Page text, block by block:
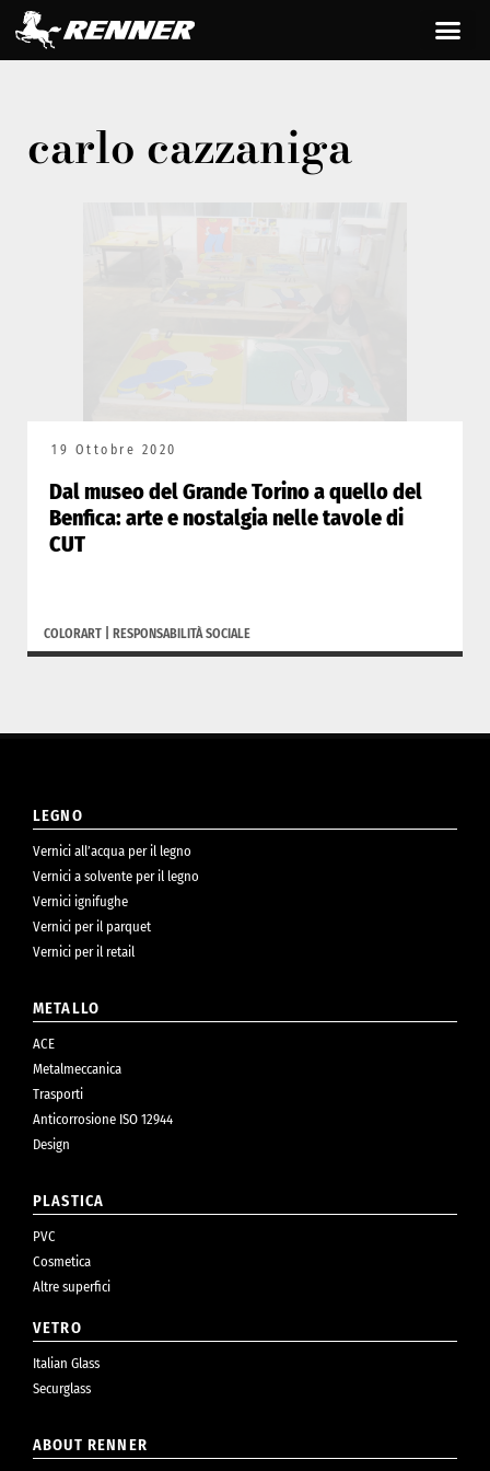
carlo cazzaniga
19 Ottobre 2020
Dal museo del Grande Torino a quello del
Benfica: arte e nostalgia nelle tavole di
CUT
COLORART RESPONSABILITÀ SOCIALE
LEGNO
Vernici all’acqua per il legno
Vernici a solvente per il legno
Vernici ignifughe
Vernici per il parquet
Vernici per il retail
METALLO
ACE
Metalmeccanica
Trasporti
Anticorrosione ISO 12944
Design
PLASTICA
PVC
Cosmetica
Altre superfici
VETRO
Italian Glass
Securglass
ABOUT RENNER